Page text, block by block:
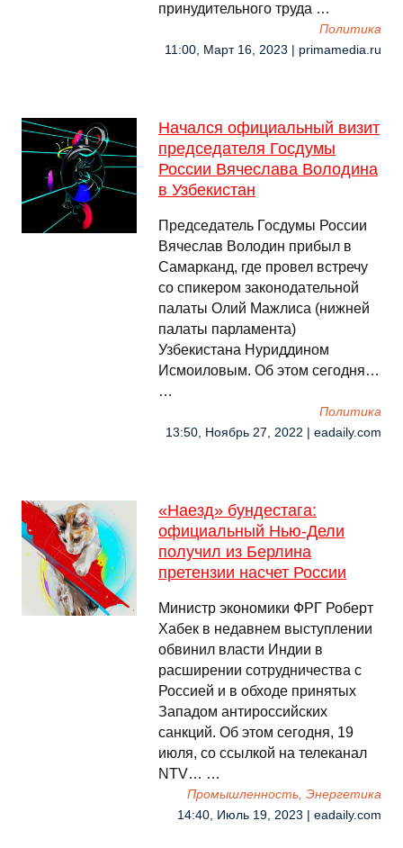
принудительного труда …
Политика
11:00, Март 16, 2023 | primamedia.ru
Начался официальный визит
председателя Госдумы
России Вячеслава Володина
в Узбекистан
Председатель Госдумы России
Вячеслав Володин прибыл в
Самарканд, где провел встречу
со спикером законодательной
палаты Олий Мажлиса (нижней
палаты парламента)
Узбекистана Нуриддином
Исмоиловым. Об этом сегодня…
…
Политика
13:50, Ноябрь 27, 2022 | eadaily.com
«Наезд» бундестага:
официальный Нью-Дели
получил из Берлина
претензии насчет России
Министр экономики ФРГ Роберт
Хабек в недавнем выступлении
обвинил власти Индии в
расширении сотрудничества с
Россией и в обходе принятых
Западом антироссийских
санкций. Об этом сегодня, 19
июля, со ссылкой на телеканал
NTV… …
Промышленность, Энергетика
14:40, Июль 19, 2023 | eadaily.com